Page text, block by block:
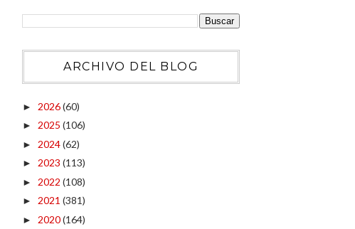
ARCHIVO DEL BLOG
► 2026(60)
► 2025 (106)
► 2024(62)
► 2023 (113)
► 2022 (108)
► 2021 (381)
► 2020(164)